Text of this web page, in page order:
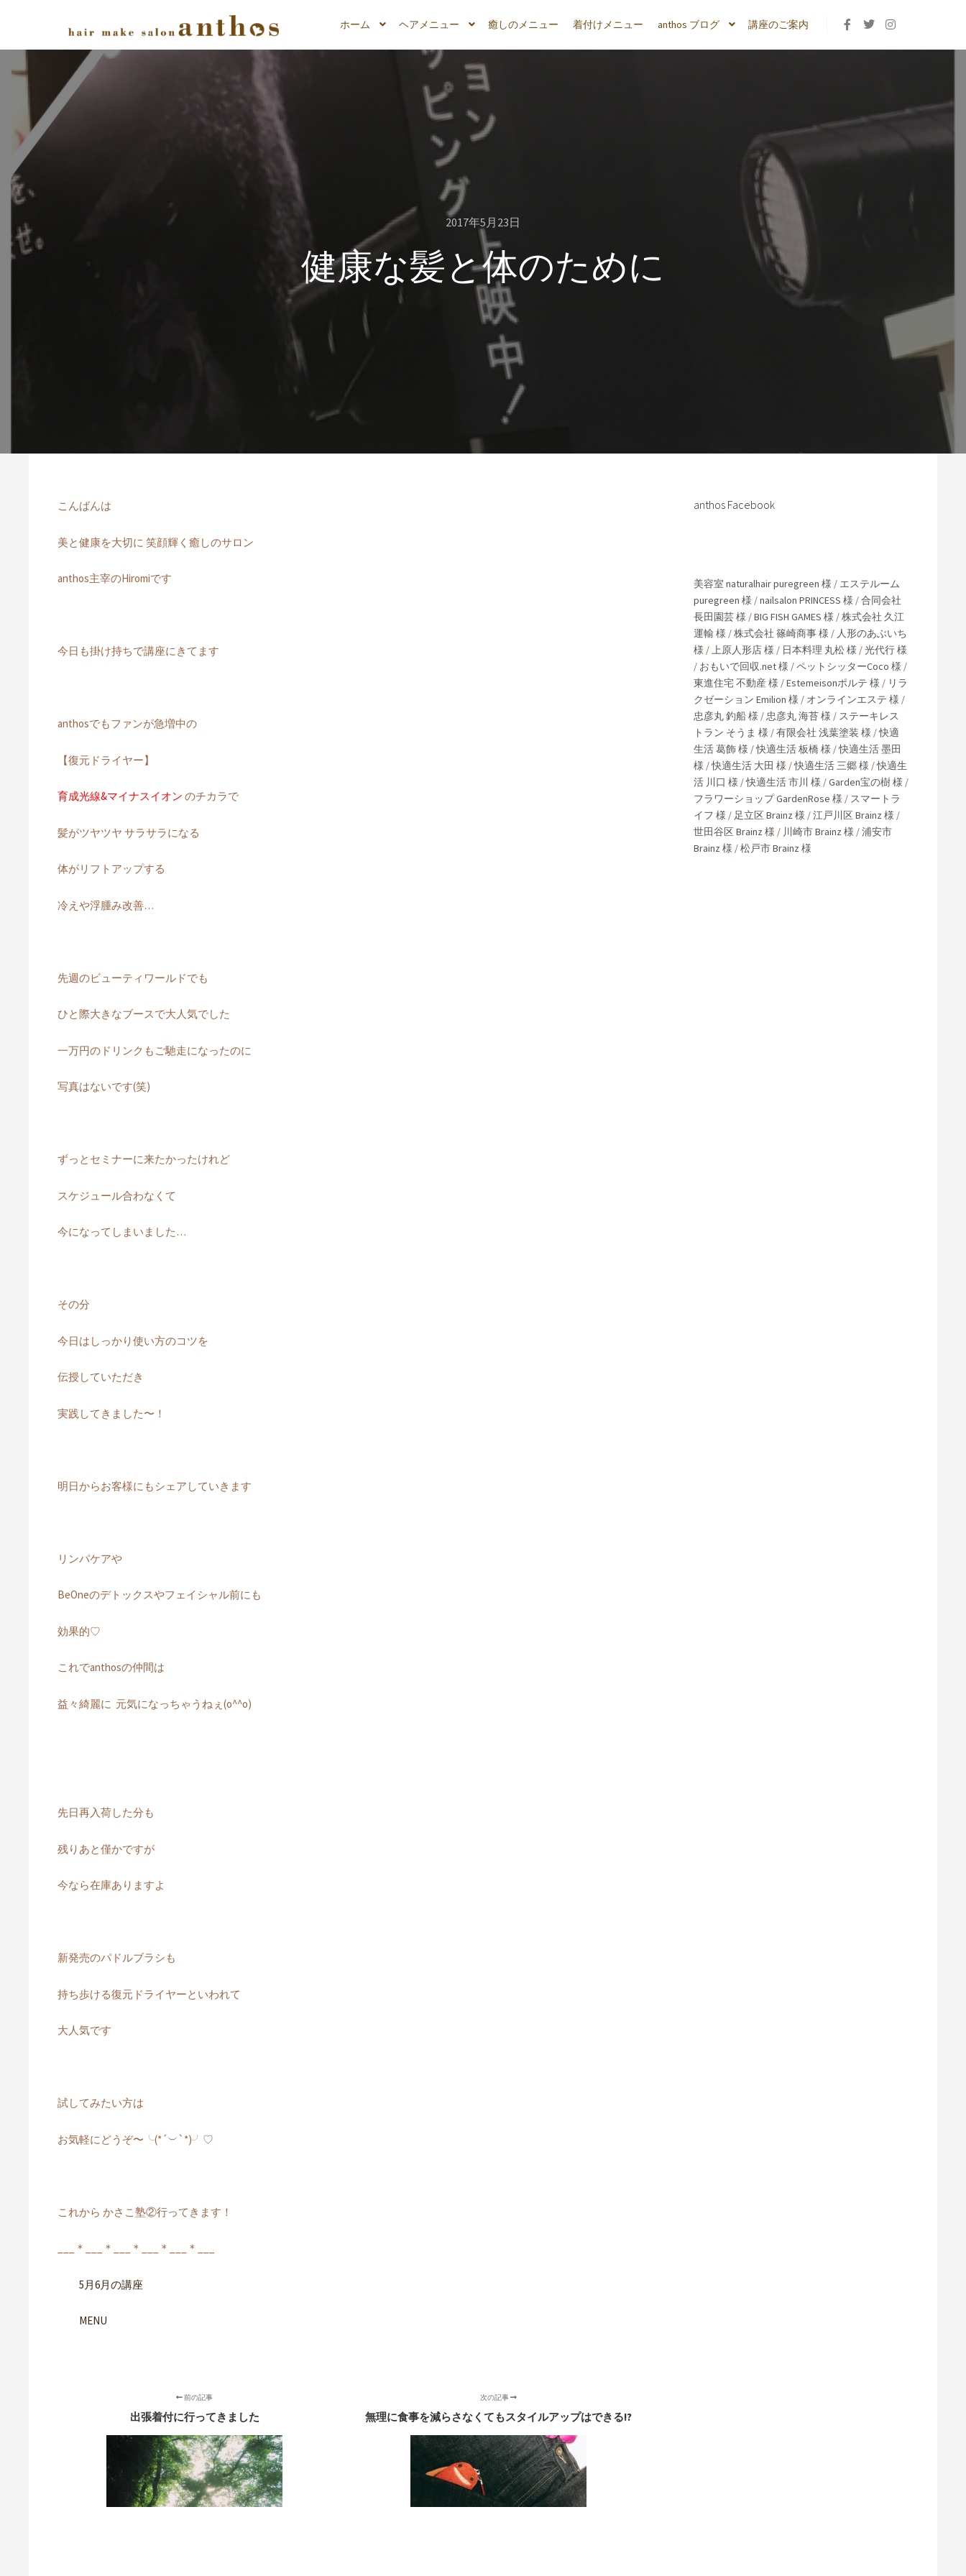
ホーム ヘアメニュー 癒しのメニュー 着付けメニュー anthos ブログ 講座のご案内
2017年5月23日
健康な髪と体のために
こんばんは
美と健康を大切に 笑顔輝く癒しのサロン
anthos主宰のHiromiです
今日も掛け持ちで講座にきてます
anthosでもファンが急増中の
【復元ドライヤー】
育成光線&マイナスイオン のチカラで
髪がツヤツヤ サラサラになる
体がリフトアップする
冷えや浮腫み改善…
先週のビューティワールドでも
ひと際大きなブースで大人気でした
一万円のドリンクもご馳走になったのに
写真はないです(笑)
ずっとセミナーに来たかったけれど
スケジュール合わなくて
今になってしまいました…
その分
今日はしっかり使い方のコツを
伝授していただき
実践してきました〜！
明日からお客様にもシェアしていきます
リンパケアや
BeOneのデトックスやフェイシャル前にも
効果的♡
これでanthosの仲間は
益々綺麗に 元気になっちゃうねぇ(o^^o)
先日再入荷した分も
残りあと僅かですが
今なら在庫ありますよ
新発売のパドルブラシも
持ち歩ける復元ドライヤーといわれて
大人気です
試してみたい方は
お気軽にどうぞ〜╰(*´︶`*)╯♡
これから かさこ塾②行ってきます！
___＊___＊___＊___＊___＊___
5月6月の講座
MENU
前の記事
出張着付に行ってきました
次の記事
無理に食事を減らさなくてもスタイルアップはできる!?
anthos Facebook
美容室 naturalhair puregreen 様 / エステルーム
puregreen 様 /nailsalon PRINCESS 様 /合同会社
長田園芸 様 /BIG FISH GAMES 様 /株式会社 久江
運輸 様 /株式会社 篠崎商事 様 / 人形のあぶいち
様 /上原人形店 様 / 日本料理 丸松 様 /光代行 様
/ おもいで回収.net 様 /ペットシッターCoco 様 /
東進住宅 不動産 様 /Estemeisonポルテ 様 / リラ
クゼーション Emilion 様 / オンラインエステ 様 /
忠彦丸 釣船 様 /忠彦丸 海苔 様 / ステーキレス
トラン そうま 様 /有限会社 浅葉塗装 様 /快適
生活 葛飾 様 /快適生活 板橋 様 /快適生活 墨田
様 /快適生活 大田 様 /快適生活 三郷 様 /快適生
活 川口 様 /快適生活 市川 様 /Garden宝の樹 様 /
フラワーショップ GardenRose 様 / スマートラ
イフ 様 / 足立区 Brainz 様 /江戸川区 Brainz 様 /
世田谷区 Brainz 様 / 川崎市 Brainz 様 /浦安市
Brainz 様 /松戸市 Brainz 様